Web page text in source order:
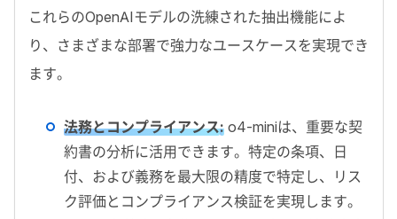
これらのOpenAIモデルの洗練された抽出機能によ
り、さまざまな部署で強力なユースケースを実現でき
ます。
法務とコンプライアンス: o4-miniは、重要な契
約書の分析に活用できます。特定の条項、日
付、および義務を最大限の精度で特定し、リス
ク評価とコンプライアンス検証を実現します。